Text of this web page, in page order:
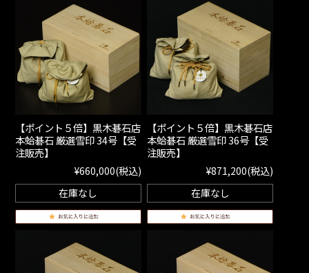
【ポイント５倍】黒木碁石店
本蛤碁石 厳選雪印 34号【受
注販売】
¥660,000(税込)
在庫なし
【ポイント５倍】黒木碁石店
本蛤碁石 厳選雪印 36号【受
注販売】
¥871,200(税込)
在庫なし